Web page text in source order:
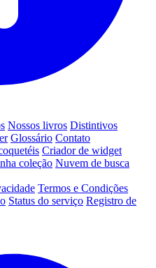
Nossos livros Distintivos
Glossário Contato
Criador de widget
coleção Nuvem de busca
Termos e Condições
Status do serviço Registro de